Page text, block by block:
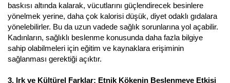
baskısı altında kalarak, vücutlarını güçlendirecek besinlere
yönelmek yerine, daha çok kalorisi düşük, diyet odaklı gıdalara
yönelebilirler. Bu da uzun vadede sağlık sorunlarına yol açabilir.
Kadınların, sağlıklı beslenme konusunda daha fazla bilgiye
sahip olabilmeleri için eğitim ve kaynaklara erişiminin
sağlanması gerektiği açıktır.
3. Irk ve Kültürel Farklar: Etnik Kökenin Beslenmeye Etkisi